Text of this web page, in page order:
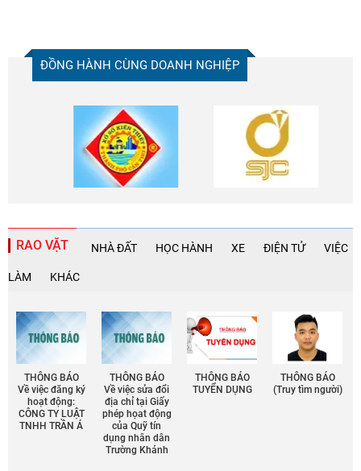
ĐỒNG HÀNH CÙNG DOANH NGHIỆP
RAO VẶT NHÀ ĐẤT HỌC HÀNH XE ĐIỆN TỬ VIỆC
LÀM KHÁC
THÔNG BÁO
Về việc đăng ký
hoạt động:
CÔNG TY LUẬT
TNHH TRẦN Á
THÔNG BÁO
Về việc sửa đổi
địa chỉ tại Giấy
phép họat động
của Quỹ tín
dụng nhân dân
Trường Khánh
THÔNG BÁO
TUYỂN DỤNG
THÔNG BÁO
(Truy tìm người)